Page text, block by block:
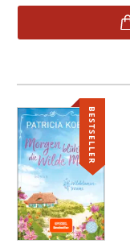
BESTSELLER